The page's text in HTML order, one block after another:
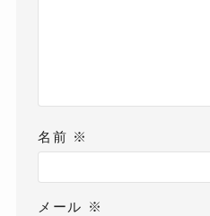
名前 ※
メール ※